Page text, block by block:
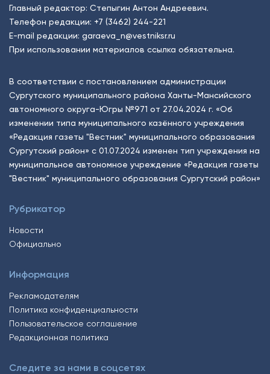
Главный редактор: Степыгин Антон Андреевич.
Телефон редакции: +7 (3462) 244-221
E-mail редакции: garaeva_n@vestniksr.ru
При использовании материалов ссылка обязательна.
В соответствии с постановлением администрации
Сургутского муниципального района Ханты-Мансийского
автономного округа-Югры №971 от 27.04.2024 г. «Об
изменении типа муниципального казённого учреждения
«Редакция газеты "Вестник" муниципального образования
Сургутский район» с 01.07.2024 изменен тип учреждения на
муниципальное автономное учреждение «Редакция газеты
"Вестник" муниципального образования Сургутский район»
Рубрикатор
Новости
Официально
Информация
Рекламодателям
Политика конфиденциальности
Пользовательское соглашение
Редакционная политика
Следите за нами в соцсетях